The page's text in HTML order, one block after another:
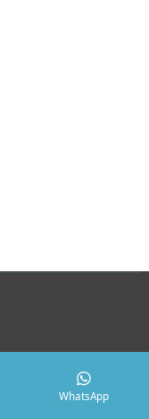
WhatsApp